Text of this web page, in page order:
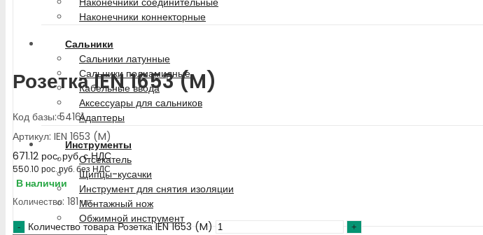
Наконечники коннекторные
Сальники
Сальники латунные
Сальники полиамидные
Кабельные ввода
Аксессуары для сальников
Адаптеры
Инструменты
Отсекатель
Щипцы-кусачки
Инструмент для снятия изоляции
Монтажный нож
Обжимной инструмент
Розетка IEN 1653 (M)
Код базы: 54161
Артикул: IEN 1653 (M)
671.12 рос. руб.с НДС
550.10 рос. руб.без НДС
В наличии
Количество: 181 шт.
Количество товара Розетка IEN 1653 (M)